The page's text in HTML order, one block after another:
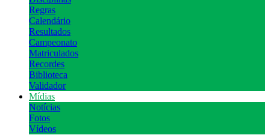
Regras
Calendário
Resultados
Campeonato
Matriculados
Recordes
Biblioteca
Validador
Mídias
Notícias
Fotos
Vídeos